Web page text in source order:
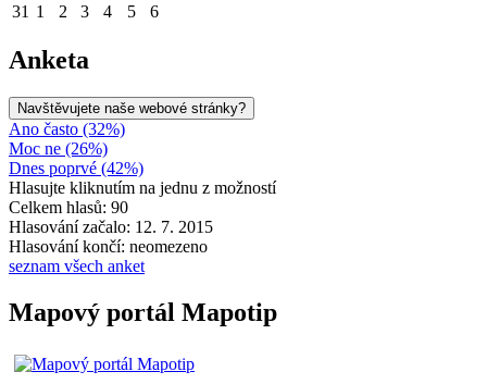
31 1 2 3 4 5 6
Anketa
Navštěvujete naše webové stránky?
Ano často (32%)
Moc ne (26%)
Dnes poprvé (42%)
Hlasujte kliknutím na jednu z možností
Celkem hlasů: 90
Hlasování začalo: 12. 7. 2015
Hlasování končí: neomezeno
seznam všech anket
Mapový portál Mapotip